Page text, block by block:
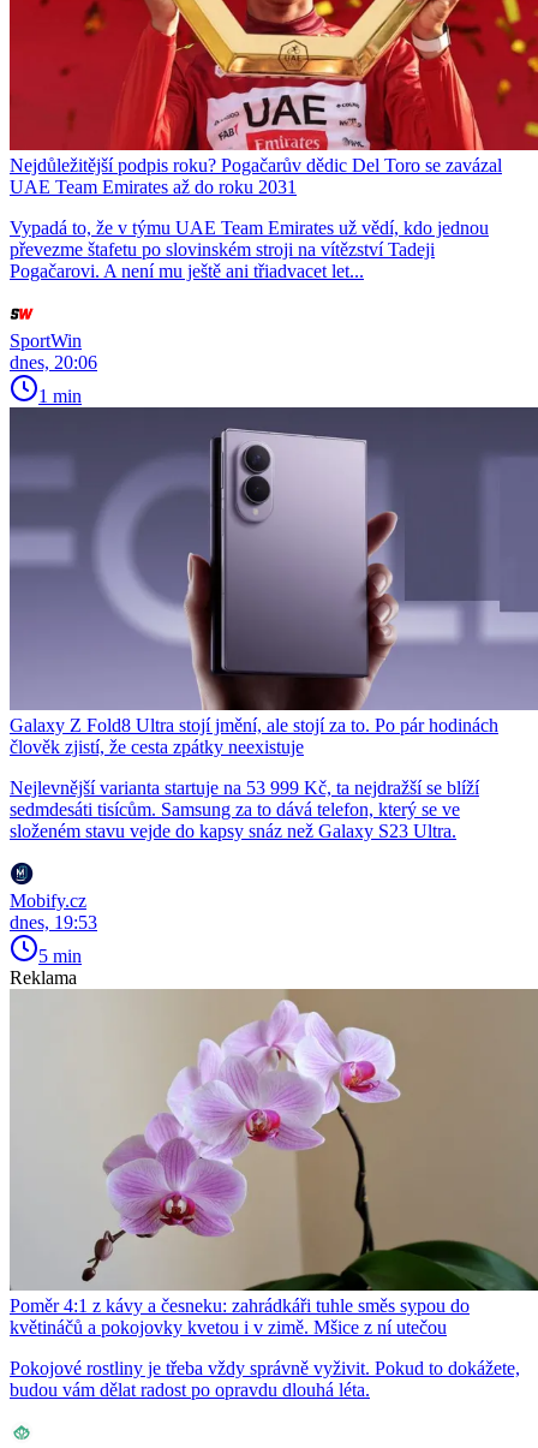
Nejdůležitější podpis roku? Pogačarův dědic Del Toro se zavázal
UAE Team Emirates až do roku 2031
Vypadá to, že v týmu UAE Team Emirates už vědí, kdo jednou
převezme štafetu po slovinském stroji na vítězství Tadeji
Pogačarovi. A není mu ještě ani třiadvacet let...
SportWin
dnes, 20:06
1 min
Galaxy Z Fold8 Ultra stojí jmění, ale stojí za to. Po pár hodinách
člověk zjistí, že cesta zpátky neexistuje
Nejlevnější varianta startuje na 53 999 Kč, ta nejdražší se blíží
sedmdesáti tisícům. Samsung za to dává telefon, který se ve
složeném stavu vejde do kapsy snáz než Galaxy S23 Ultra.
Mobify.cz
dnes, 19:53
5 min
Reklama
Poměr 4:1 z kávy a česneku: zahrádkáři tuhle směs sypou do
květináčů a pokojovky kvetou i v zimě. Mšice z ní utečou
Pokojové rostliny je třeba vždy správně vyživit. Pokud to dokážete,
budou vám dělat radost po opravdu dlouhá léta.